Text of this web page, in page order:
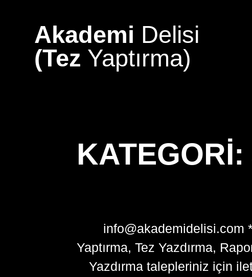
Akademi Delisi
(Tez Yaptırma)
KATEGORI:
info@akademidelisi.com
Yaptırma, Tez Yazdırma,
Yazdırma talepleriniz için